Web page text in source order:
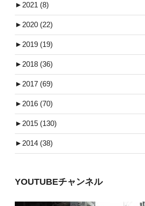
► 2021 (8)
► 2020 (22)
► 2019 (19)
► 2018 (36)
► 2017 (69)
► 2016 (70)
► 2015 (130)
► 2014 (38)
YOUTUBEチャンネル